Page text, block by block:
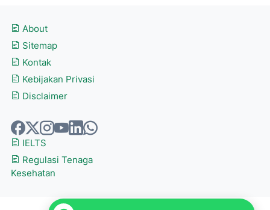
About
Sitemap
Kontak
Kebijakan Privasi
Disclaimer
IELTS
Regulasi Tenaga
Kesehatan